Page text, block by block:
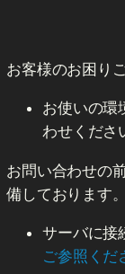
お客様のお困り
お使いの環
わせくださ
お問い合わせの
備しております
サーバに接
ご参照くだ